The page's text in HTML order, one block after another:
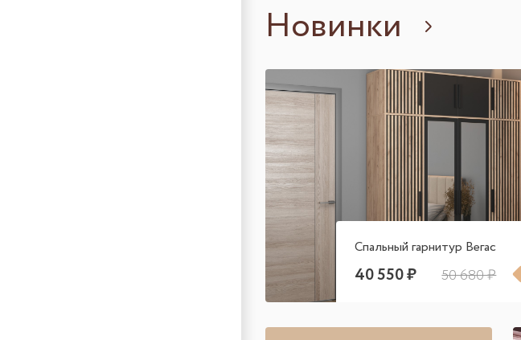
Новинки
Спальный гарнитур Вегас
40 550 ₽ 50 680 ₽